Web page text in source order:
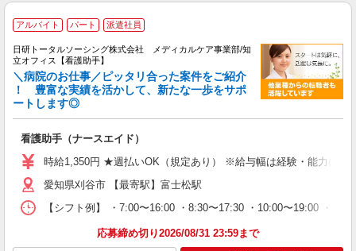
アルバイト パート 派遣社員
日研トータルソーシング株式会社 メディカルケア事業部/知
立オフィス【看護助手】
＼病院のお仕事／ピッタリ合った案件をご紹介
！ 豊富な実績を活かして、新たな一歩をサポ
ートします◎
看護助手（ナースエイド）
時給1,350円 ★週払いOK（規定あり） ※給与幅は経験・能力によ
愛知県刈谷市 【最寄駅】富士松駅
【シフト例】 ・7:00〜16:00 ・8:30〜17:30 ・10:00〜19:00 ・
応募締め切り2026/08/31 23:59まで